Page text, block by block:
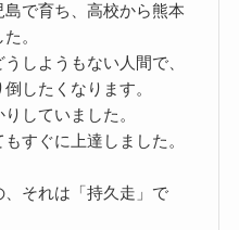
で育ち、高校から熊本
。
しようもない人間で、
したくなります。
していました。
すぐに上達しました。
それは「持久走」で